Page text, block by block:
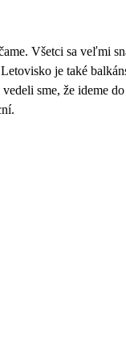
Všetci sa veľmi
je také
sme, že ideme